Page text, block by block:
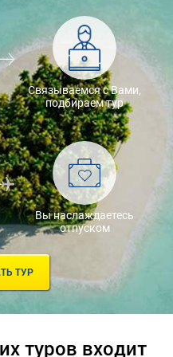
Связываемся с Вами,
подбираем тур
Вы наслаждаетесь
отпуском
ТУР
туров входит